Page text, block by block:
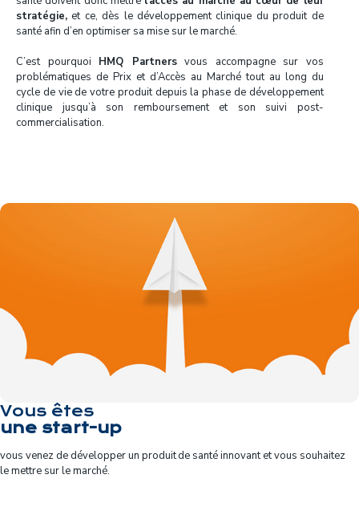
stratégie, et ce, dès le développement clinique du produit de
santé afin d’en optimiser sa mise sur le marché.
C’est pourquoi HMQ Partnersvous accompagne sur vos
problématiques de Prix et d’Accès au Marché tout au long du
cycle de vie de votre produit depuis la phase de développement
clinique jusqu’à son remboursement et son suivi post-
commercialisation.
Vous êtes
une start-up
vous venez de développer un produit de santé innovantet vous souhaitez
lemettre sur le marché.